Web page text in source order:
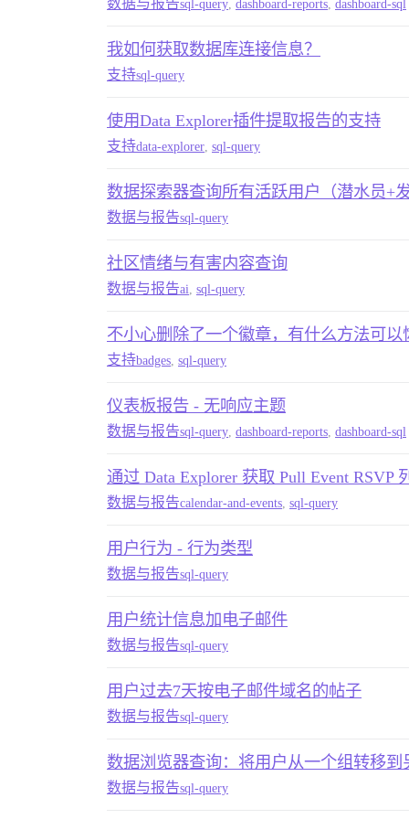
数据与报告sql-query dashboard-reports dashboard-sql
我如何获取数据库连接信息？
支持sql-query
使用Data Explorer插件提取报告的支持
支持data-explorer sql-query
数据探索器查询所有活跃用户（潜水员+
数据与报告sql-query
社区情绪与有害内容查询
数据与报告ai sql-query
不小心删除了一个徽章，有什么方法可以
支持badges sql-query
仪表板报告 - 无响应主题
数据与报告sql-query dashboard-reports dashboard-sql
通过 Data Explorer 获取 Pull Event RSVP
数据与报告calendar-and-events sql-query
用户行为 - 行为类型
数据与报告sql-query
用户统计信息加电子邮件
数据与报告sql-query
用户过去7天按电子邮件域名的帖子
数据与报告sql-query
数据浏览器查询：将用户从一个组转移到
数据与报告sql-query